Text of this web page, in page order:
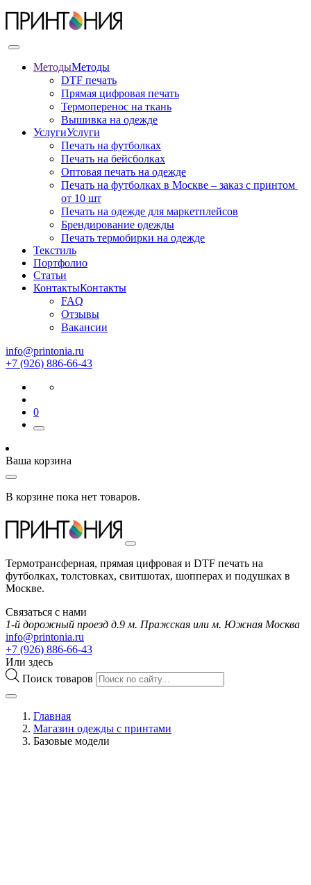
МетодыМетоды
DTF печать
Прямая цифровая печать
Термоперенос на ткань
Вышивка на одежде
УслугиУслуги
Печать на футболках
Печать на бейсболках
Оптовая печать на одежде
Печать на футболках в Москве – заказ с принтом
от 10 шт
Печать на одежде для маркетплейсов
Брендирование одежды
Печать термобирки на одежде
Текстиль
Портфолио
Статьи
КонтактыКонтакты
FAQ
Отзывы
Вакансии
info@printonia.ru
+7 (926) 886-66-43
0
Ваша корзина
В корзине пока нет товаров.
Термотрансферная, прямая цифровая и DTF печать на
футболках, толстовках, свитшотах, шопперах и подушках в
Москве.
Связаться с нами
1-й дорожный проезд д.9 м. Пражская или м. Южная Москва
info@printonia.ru
+7 (926) 886-66-43
Или здесь
Поиск товаров
Главная
Магазин одежды с принтами
Базовые модели